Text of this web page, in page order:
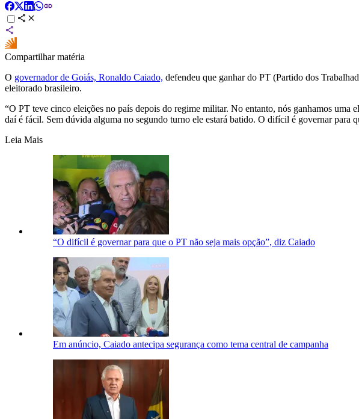
Compartilhar matéria
O governador de Goiás, Ronaldo Caiado, defendeu que ganhar do PT (Partido dos
eleitorado brasileiro.
“O PT teve cinco eleições no país depois do regime militar. No entanto, nós ganhamos
daí é fácil. Sem dúvida alguma no segundo turno ele estará batido. O difícil é governar para
Leia Mais
“O difícil é governar para que o PT não seja mais opção”, diz Caiado
Em anúncio, Caiado antecipa segurança como tema central de campanha